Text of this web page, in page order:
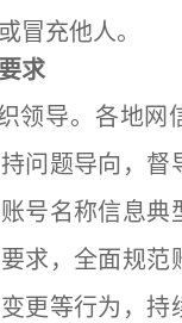
冒充他人。
求
导。各地网
问题导向，督
号名称信息典
求，全面规范
更等行为，持